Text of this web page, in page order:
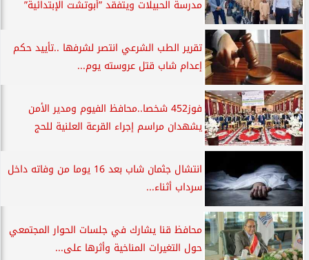
مدرسة الحبيلات ويتفقد ”أبوتشت الإبتدائية”
تقرير الطب الشرعي انتصر لشرفها ..تأييد حكم
إعدام شاب قتل عروسته يوم...
فوز452 شخصا..محافظ الفيوم ومدير الأمن
يشهدان مراسم إجراء القرعة العلنية للحج
انتشال جثمان شاب بعد 16 يوما من وفاته داخل
سرداب أثناء...
محافظ قنا يشارك في جلسات الحوار المجتمعي
حول التغيرات المناخية وأثرها على...